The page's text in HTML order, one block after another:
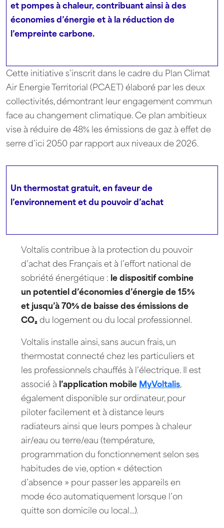
et pompes à chaleur, contribuant ainsi à des
économies d’énergie et à la réduction de
l’empreinte carbone.
Cette initiative s’inscrit dans le cadre du Plan Climat
Air Energie Territorial (PCAET) élaboré par les deux
collectivités, démontrant leur engagement commun
face au changement climatique. Ce plan ambitieux
vise à réduire de 48% les émissions de gaz à effet de
serre d’ici 2050 par rapport aux niveaux de 2026.
Un thermostat gratuit, en faveur de
l’environnement et du pouvoir d’achat
Voltalis contribue à la protection du pouvoir
d’achat des Français et à l’effort national de
sobriété énergétique : le dispositif combine
un potentiel d’économies d’énergie de 15%
et jusqu’à 70% de baisse des émissions de
CO₂ du logement ou du local professionnel.
Voltalis installe ainsi, sans aucun frais, un
thermostat connecté chez les particuliers et
les professionnels chauffés à l’électrique. Il est
associé à l’application mobile MyVoltalis,
également disponible sur ordinateur, pour
piloter facilement et à distance leurs
radiateurs ainsi que leurs pompes à chaleur
air/eau ou terre/eau (température,
programmation du fonctionnement selon ses
habitudes de vie, option « détection
d’absence » pour passer les appareils en
mode éco automatiquement lorsque l’on
quitte son domicile ou local…).